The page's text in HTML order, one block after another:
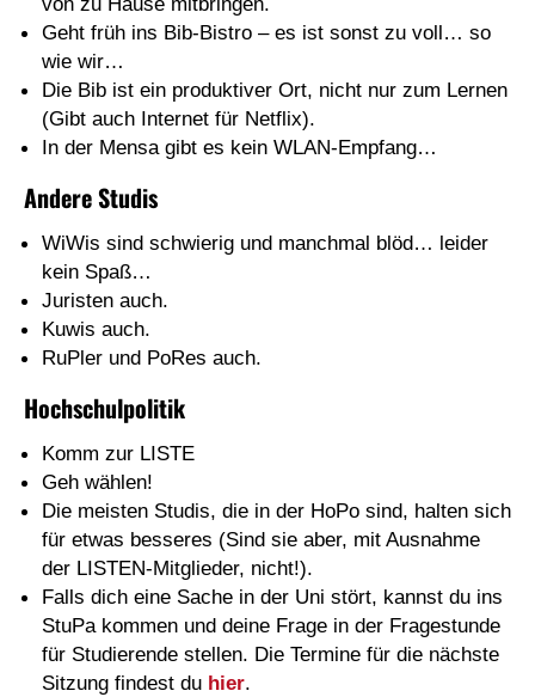
Geht früh ins Bib-Bistro – es ist sonst zu voll… so
wie wir…
Die Bib ist ein produktiver Ort, nicht nur zum Lernen
(Gibt auch Internet für Netflix).
In der Mensa gibt es kein WLAN-Empfang…
Andere Studis
WiWis sind schwierig und manchmal blöd… leider
kein Spaß…
Juristen auch.
Kuwis auch.
RuPler und PoRes auch.
Hochschulpolitik
Komm zur LISTE
Geh wählen!
Die meisten Studis, die in der HoPo sind, halten sich
für etwas besseres (Sind sie aber, mit Ausnahme
der LISTEN-Mitglieder, nicht!).
Falls dich eine Sache in der Uni stört, kannst du ins
StuPa kommen und deine Frage in der Fragestunde
für Studierende stellen. Die Termine für die nächste
Sitzung findest du hier.